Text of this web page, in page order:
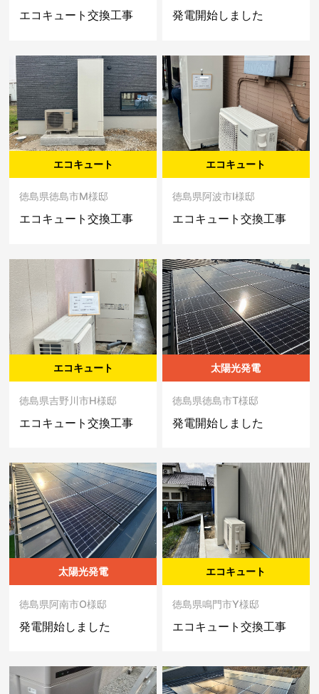
エコキュート交換工事 発電開始しました
エコキュート
徳島県徳島市M様邸
エコキュート交換工事
エコキュート
徳島県阿波市I様邸
エコキュート交換工事
エコキュート
徳島県吉野川市H様邸
エコキュート交換工事
太陽光発電
徳島県徳島市T様邸
発電開始しました
太陽光発電
徳島県阿南市O様邸
発電開始しました
エコキュート
徳島県鳴門市Y様邸
エコキュート交換工事